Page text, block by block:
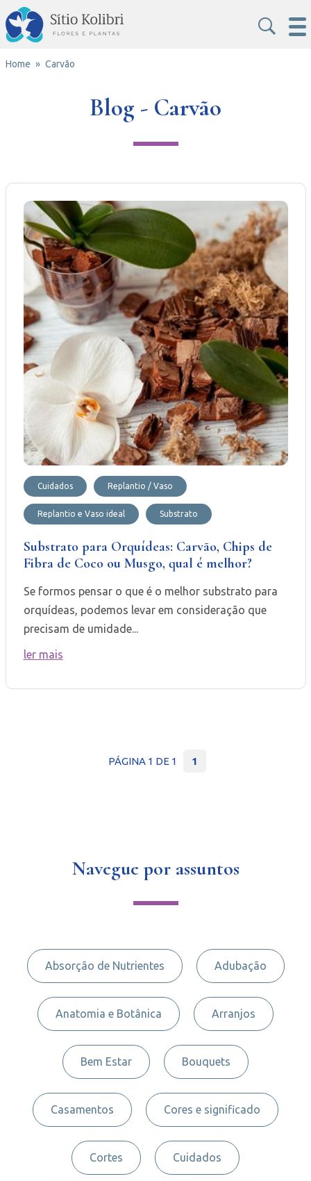
Home Carvão
Blog - Carvão
Cuidados Replantio / Vaso
Replantio e Vaso ideal Substrato
Substrato para Orquídeas: Carvão, Chips de
Fibra de Coco ou Musgo, qual é melhor?
Se formos pensar o que é o melhor substrato para
orquídeas, podemos levar em consideração que
precisam de umidade...
ler mais
PÁGINA 1 DE 1 1
Navegue por assuntos
Absorção de Nutrientes Adubação
Anatomia e Botânica Arranjos
Bem Estar Bouquets
Casamentos Cores e significado
Cortes Cuidados